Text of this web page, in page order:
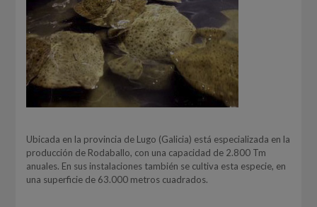
Ubicada en la provincia de Lugo (Galicia) está especializada en la
producción de Rodaballo, con una capacidad de 2.800 Tm
anuales. En sus instalaciones también se cultiva esta especie, en
una superficie de 63.000 metros cuadrados.